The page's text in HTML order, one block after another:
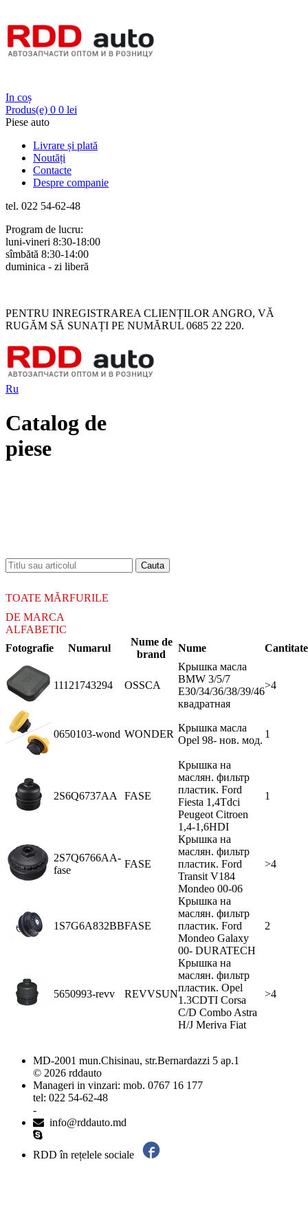
In coș
Produs(e) 0 0 lei
Piese auto
Livrare și plată
Noutăți
Contacte
Despre companie
tel. 022 54-62-48
Program de lucru:
luni-vineri 8:30-18:00
sîmbătă 8:30-14:00
duminica - zi liberă
PENTRU INREGISTRAREA CLIENȚILOR ANGRO, VĂ
RUGĂM SĂ SUNAȚI PE NUMĂRUL 0685 22 220.
Ru
Catalog de
piese
TOATE MĂRFURILE
DE MARCA
ALFABETIC
Fotografie
Numarul
Nume de
brand
Nume Cantitate
11121743294 OSSCA
Крышка масла
BMW 3/5/7
E30/34/36/38/39/46
квадратная
>4
0650103-wond WONDER
Крышка масла
Opel 98- нов. мод.
1
2S6Q6737AA FASE
Крышка на
маслян. фильтр
пластик. Ford
Fiesta 1,4Tdci
Peugeot Citroen
1,4-1,6HDI
1
2S7Q6766AA-
fase
FASE
Крышка на
маслян. фильтр
пластик. Ford
Transit V184
Mondeo 00-06
>4
1S7G6A832BBFASE
Крышка на
маслян. фильтр
пластик. Ford
Mondeo Galaxy
00- DURATECH
2
5650993-revv REVVSUN
Крышка на
маслян. фильтр
пластик. Opel
1.3CDTI Corsa
C/D Combo Astra
H/J Meriva Fiat
>4
MD-2001 mun.Chisinau, str.Bernardazzi 5 ap.1
© 2026 rddauto
Manageri in vinzari: mob. 0767 16 177
tel: 022 54-62-48
-
info@rddauto.md
RDD în rețelele sociale